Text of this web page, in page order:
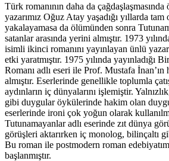
Türk romanının daha da
yazarımız Oğuz Atay yaşadığı yıllarda
yakalayamasa da ölümünden sonra
satanlar arasında yerini almıştır. 1973
isimli ikinci romanını yayınlayan ünlü
etki yaratmıştır. 1975 yılında yayınladığı
Romanı adlı eseri ile Prof. Mustafa İnan’ın
almıştır. Eserlerinde genellikle toplumla
aydınların iç dünyalarını işlemiştir.
gibi duygular öykülerinde hakim olan
eserlerinde ironi çok yoğun olarak
Tutunamayanlar adlı eserinde zıt dünya
görüşleri aktarırken iç monolog, bilinçaltı
Bu roman ile postmodern roman
başlanmıştır.